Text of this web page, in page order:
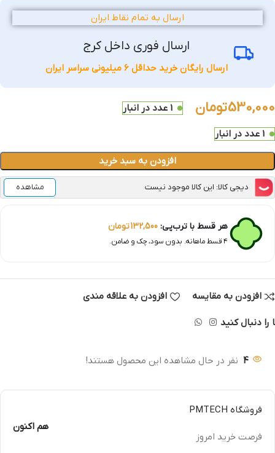
ارسال به تمام نقاط ایران
ارسال فوری داخل کرج
ارسال رایگان خرید حداقل 6 میلیونی سراسر ایران
530,000تومان 1 عدد در انبار
1 عدد در انبار
افزودن به سبد خرید
دیجی کالا: این کالا موجود نیست مشاهده
هر قسط با ترب‌پی: 132,500تومان
۴ قسط ماهانه. بدون سود، چک و ضامن.
افزودن به مقایسه افزودن به علاقه مندی
را دنبال کنید
4 نفر در حال مشاهده این محصول هستند!
فروشگاه PMTECH
فرصت خرید امروز
هم اکنون